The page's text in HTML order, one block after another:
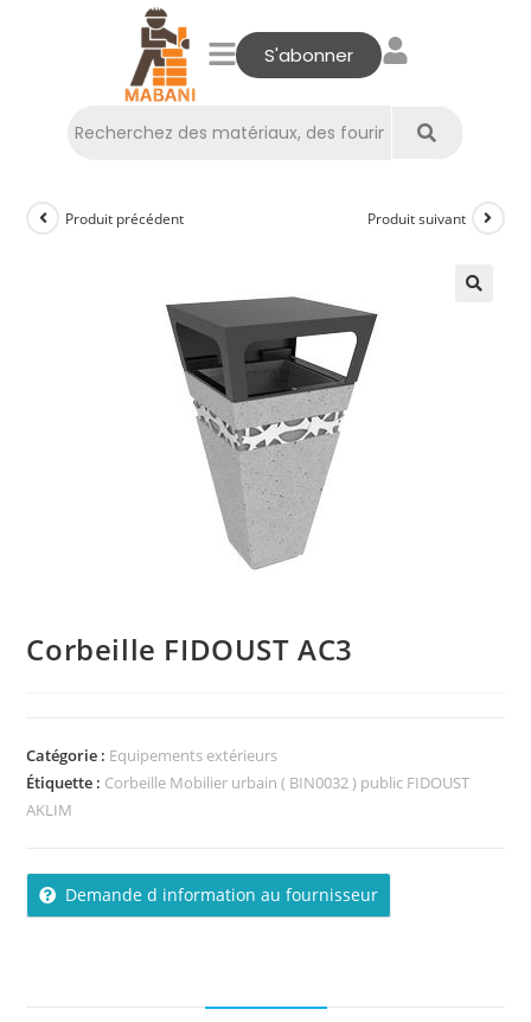
S'abonner
Produit précédent Produit suivant
Corbeille FIDOUST AC3
Catégorie : Equipements extérieurs
Étiquette : Corbeille Mobilier urbain ( BIN0032 ) public FIDOUST
AKLIM
Demande d information au fournisseur